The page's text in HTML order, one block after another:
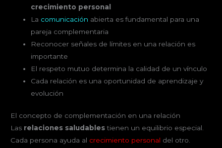
crecimiento personal
La comunicación abierta es fundamental para una
pareja complementaria
Reconocer señales de límites en una relación es
importante
El respeto mutuo determina la calidad de un vínculo
Cada relación es una oportunidad de aprendizaje y
evolución
El concepto de complementación en una relación
Las relaciones saludablestienen un equilibrio especial.
Cada persona ayuda al crecimiento personal del otro.